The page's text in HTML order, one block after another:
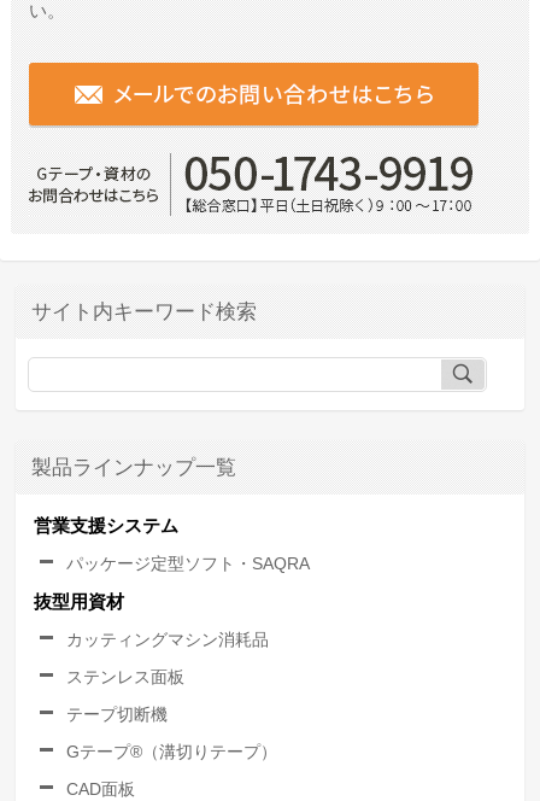
い。
サイト内キーワード検索
製品ラインナップ一覧
営業支援システム
パッケージ定型ソフト・SAQRA
抜型用資材
カッティングマシン消耗品
ステンレス面板
テープ切断機
Gテープ®（溝切りテープ）
CAD面板